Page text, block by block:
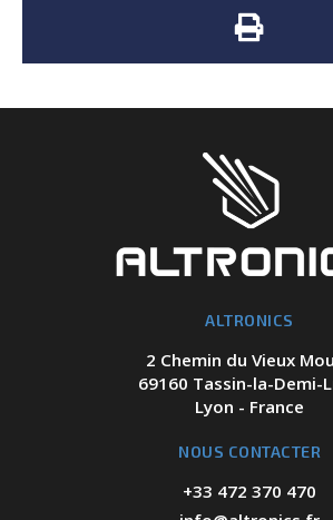
ALTRONICS
2 Chemin du Vieux
69160 Tassin-la-Demi-
Lyon - France
NOUS CONTACTER
+33 472 370 470